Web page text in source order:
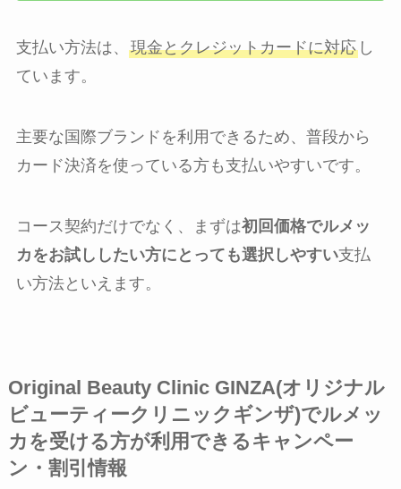
支払い方法は、 現金とクレジットカードに対応し
ています。
主要な国際ブランドを利用できるため、普段から
カード決済を使っている方も支払いやすいです。
コース契約だけでなく、まずは初回価格でルメッ
カをお試ししたい方にとっても選択しやすい支払
い方法といえます。
Original Beauty Clinic GINZA(オリジナル
ビューティークリニックギンザ)でルメッ
カを受ける方が利用できるキャンペー
ン・割引情報